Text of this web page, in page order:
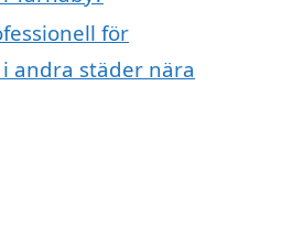
för
andra städer nära